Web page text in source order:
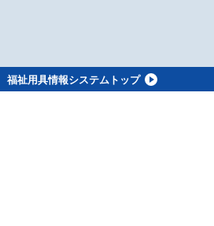
福祉用具情報システムトップ